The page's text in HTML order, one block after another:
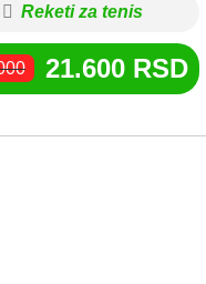
Reketi za tenis
21.600 RSD